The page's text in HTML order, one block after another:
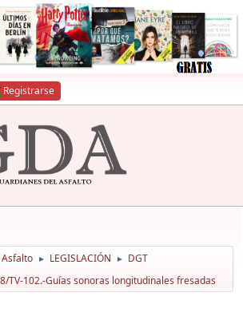
Registrarse
► LEGISLACIÓN ► DGT
TV-102.-Guías sonoras longitudinales fresadas